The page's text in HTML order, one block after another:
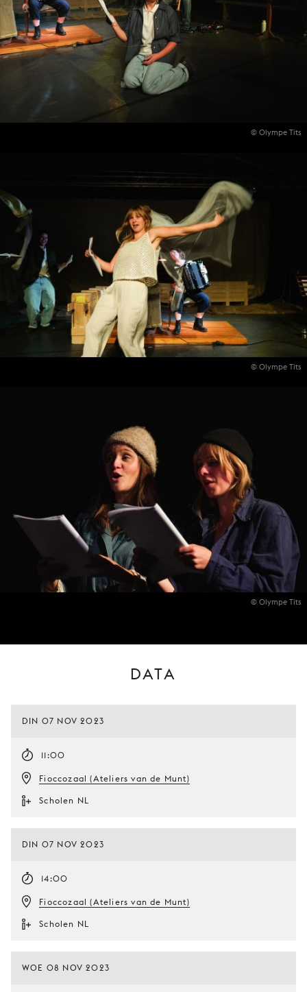
© Olympe Tits
© Olympe Tits
© Olympe Tits
DATA
DIN 07 NOV 2023
11:00
Fioccozaal (Ateliers van de Munt)
Scholen NL
DIN 07 NOV 2023
14:00
Fioccozaal (Ateliers van de Munt)
Scholen NL
WOE 08 NOV 2023